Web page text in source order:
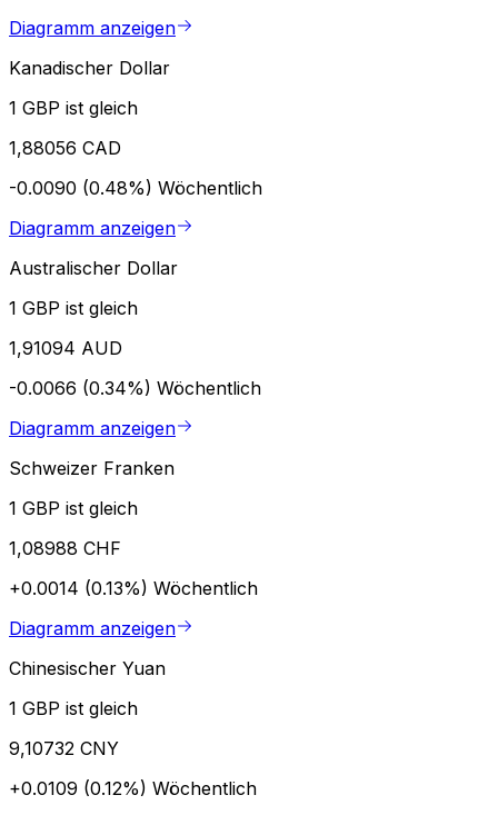
Diagramm anzeigen
Kanadischer Dollar
1 GBP ist gleich
1,88056 CAD
-0.0090 (0.48%) Wöchentlich
Diagramm anzeigen
Australischer Dollar
1 GBP ist gleich
1,91094 AUD
-0.0066 (0.34%) Wöchentlich
Diagramm anzeigen
Schweizer Franken
1 GBP ist gleich
1,08988 CHF
+0.0014 (0.13%) Wöchentlich
Diagramm anzeigen
Chinesischer Yuan
1 GBP ist gleich
9,10732 CNY
+0.0109 (0.12%) Wöchentlich